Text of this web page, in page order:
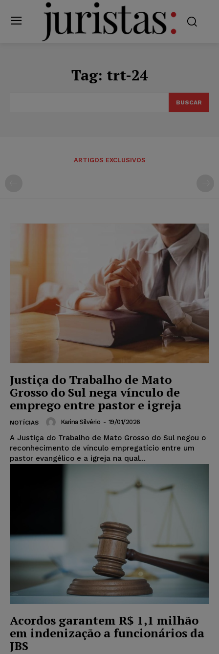
Tag: trt-24
BUSCAR
ARTIGOS EXCLUSIVOS
Justiça do Trabalho de Mato
Grosso do Sul nega vínculo de
emprego entre pastor e igreja
NOTÍCIAS Karina Silvério - 19/01/2026
A Justiça do Trabalho de Mato Grosso do Sul negou o
reconhecimento de vínculo empregatício entre um
pastor evangélico e a igreja na qual...
Acordos garantem R$ 1,1 milhão
em indenização a funcionários da
JBS